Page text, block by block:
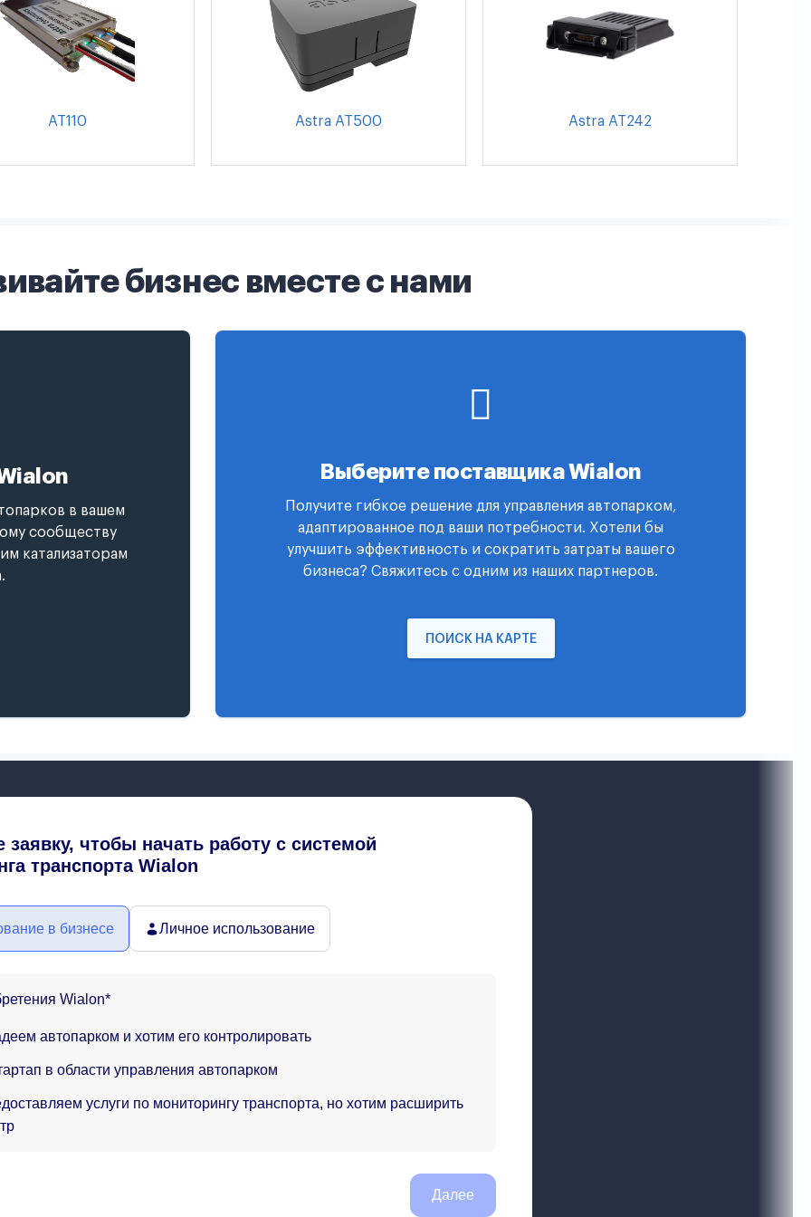
AT110 Astra AT500 Astra AT242
бизнес вместе с нами
в вашем
сообществу
катализаторам
Выберите поставщика Wialon
Получите гибкое решение для управления автопарком,
адаптированное под ваши потребности. Хотели бы
улучшить эффективность и сократить затраты вашего
бизнеса? Свяжитесь с одним из наших партнеров.
ПОИСК НА КАРТЕ